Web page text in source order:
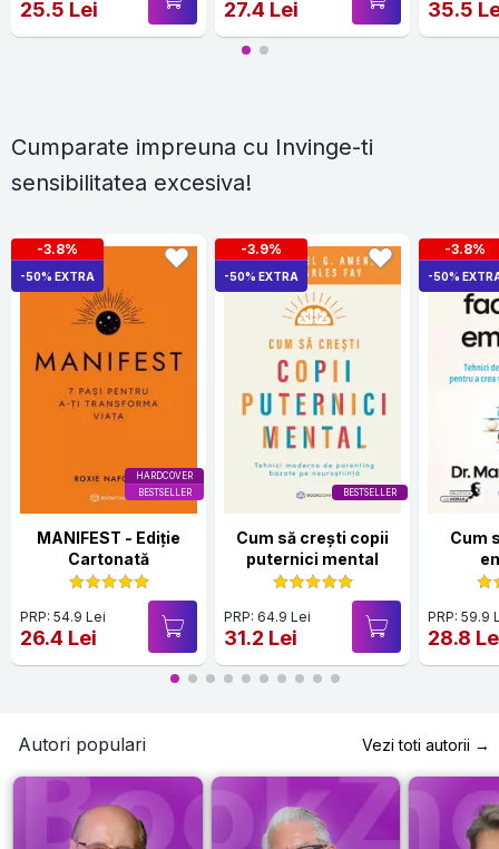
25.5 Lei 27.4 Lei 35.5
Cumparate impreuna cu Invinge-ti
sensibilitatea excesiva!
HARDCOVER
BESTSELLER
-3.8%
-50% EXTRA
MANIFEST - Ediție
Cartonată
PRP: 54.9 Lei
26.4 Lei
BESTSELLER
-3.9%
-50% EXTRA
Cum să crești copii
puternici mental
PRP: 64.9 Lei
31.2 Lei
-3.8%
-50%
Cum
PRP: 59.9
28.8
Autori populari Vezi toti autorii →